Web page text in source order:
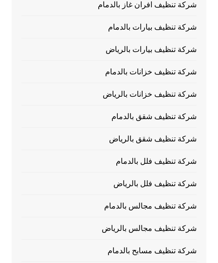
شركة تنظيف افران غاز بالدمام
شركة تنظيف بيارات بالدمام
شركة تنظيف بيارات بالرياض
شركة تنظيف خزانات بالدمام
شركة تنظيف خزانات بالرياض
شركة تنظيف شقق بالدمام
شركة تنظيف شقق بالرياض
شركة تنظيف فلل بالدمام
شركة تنظيف فلل بالرياض
شركة تنظيف مجالس بالدمام
شركة تنظيف مجالس بالرياض
شركة تنظيف مسابح بالدمام